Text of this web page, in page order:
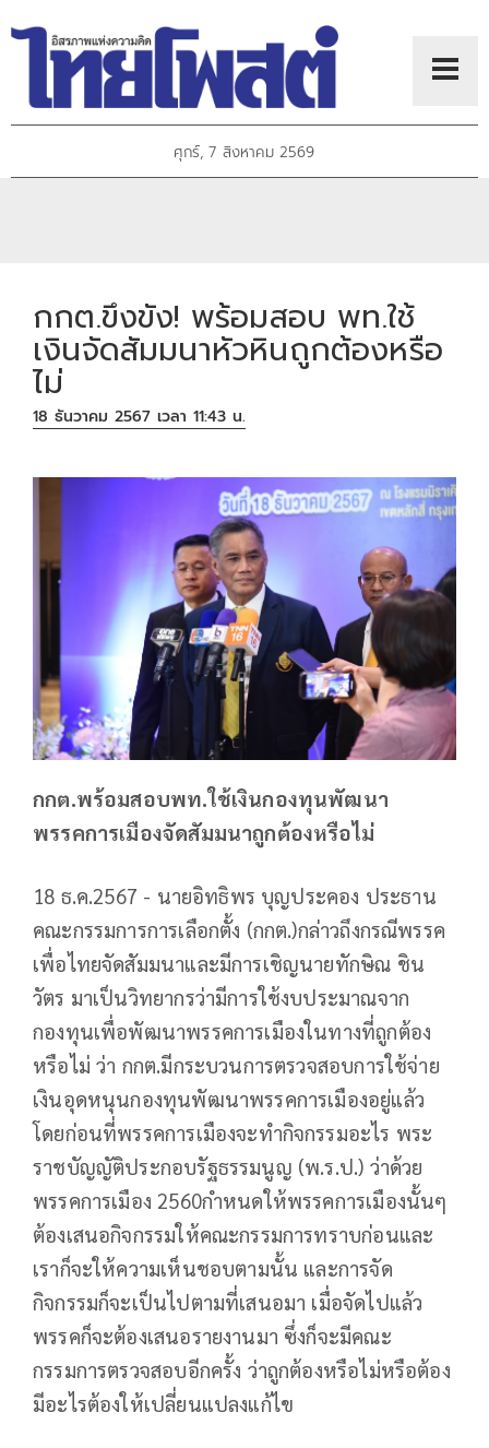
ศุกร์, 7 สิงหาคม 2569
กกต.ขึงขัง! พร้อมสอบ พท.ใช้
เงินจัดสัมมนาหัวหินถูกต้องหรือ
ไม่
18 ธันวาคม 2567 เวลา 11:43 น.
กกต.พร้อมสอบพท.ใช้เงินกองทุนพัฒนา
พรรคการเมืองจัดสัมมนาถูกต้องหรือไม่
18 ธ.ค.2567 - นายอิทธิพร บุญประคอง ประธาน
คณะกรรมการการเลือกตั้ง (กกต.)กล่าวถึงกรณีพรรค
เพื่อไทยจัดสัมมนาและมีการเชิญนายทักษิณ ชิน
วัตร มาเป็นวิทยากรว่ามีการใช้งบประมาณจาก
กองทุนเพื่อพัฒนาพรรคการเมืองในทางที่ถูกต้อง
หรือไม่ ว่า กกต.มีกระบวนการตรวจสอบการใช้จ่าย
เงินอุดหนุนกองทุนพัฒนาพรรคการเมืองอยู่แล้ว
โดยก่อนที่พรรคการเมืองจะทำกิจกรรมอะไร พระ
ราชบัญญัติประกอบรัฐธรรมนูญ (พ.ร.ป.)​ ว่าด้วย
พรรคการเมือง 2560กำหนดให้พรรคการเมืองนั้นๆ
ต้องเสนอกิจกรรมให้คณะกรรมการทราบก่อนและ
เราก็จะให้ความเห็นชอบตามนั้น และการจัด
กิจกรรมก็จะเป็นไปตามที่เสนอมา เมื่อจัดไปแล้ว
พรรคก็จะต้องเสนอรายงานมา ซึ่งก็จะมีคณะ
กรรมการตรวจสอบอีกครั้ง ว่าถูกต้องหรือไม่หรือต้อง
มีอะไรต้องให้เปลี่ยนแปลงแก้ไข